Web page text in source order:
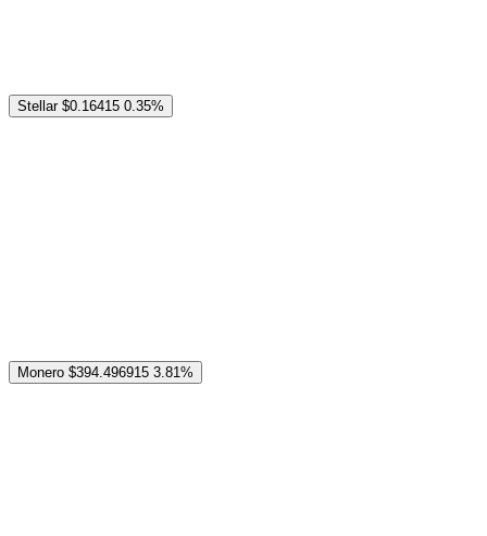
Stellar $0.16415 0.35%
Monero $394.496915 3.81%